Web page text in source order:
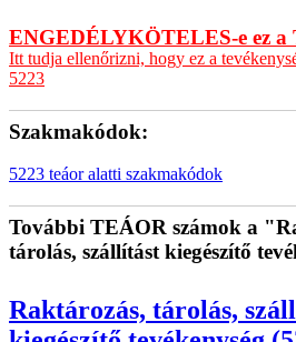
ENGEDÉLYKÖTELES-e ez a
Itt tudja ellenőrizni, hogy ez a
5223
Szakmakódok:
5223 teáor alatti szakmakódok
További TEÁOR számok a
tárolás, szállítást kiegészítő
Raktározás, tárolás,